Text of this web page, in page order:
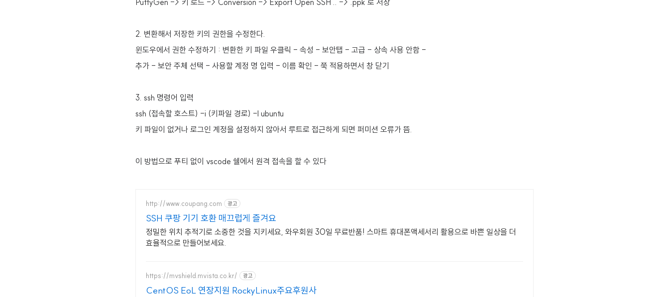
PuttyGen -> 키 로드 -> Conversion -> Export Open SSH .. -> .ppk 로 저장
2. 변환해서 저장한 키의 권한을 수정한다.
윈도우에서 권한 수정하기 : 변환한 키 파일 우클릭 - 속성 - 보안탭 - 고급 - 상속 사용 안함 -
추가 - 보안 주체 선택 - 사용할 계정 명 입력 - 이름 확인 - 쭉 적용하면서 창 닫기
3. ssh 명령어 입력
ssh (접속할 호스트) -i (키파일 경로) -l ubuntu
키 파일이 없거나 로그인 계정을 설정하지 않아서 루트로 접근하게 되면 퍼미션 오류가 뜸.
이 방법으로 푸티 없이 vscode 쉘에서 원격 접속을 할 수 있다
http://www.coupang.com 광고
SSH 쿠팡 기기 호환 매끄럽게 즐겨요
정밀한 위치 추적기로 소중한 것을 지키세요, 와우회원 30일 무료반품! 스마트 휴대폰액세서리 활용으로 바쁜 일상을 더
효율적으로 만들어보세요.
https://mvshield.mvista.co.kr/ 광고
CentOS EoL 연장지원 RockyLinux주요후원사